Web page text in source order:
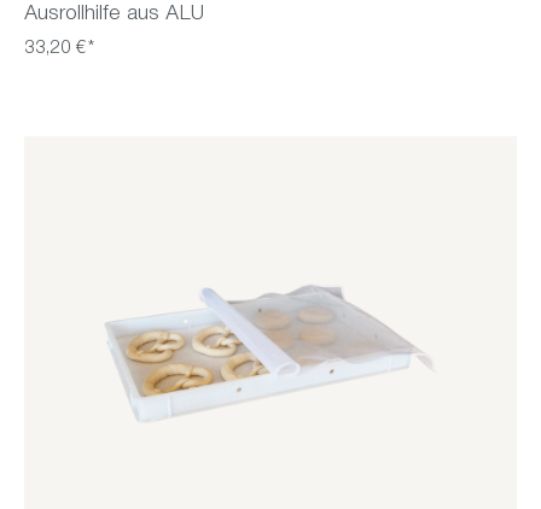
Ausrollhilfe aus ALU
33,20 €*